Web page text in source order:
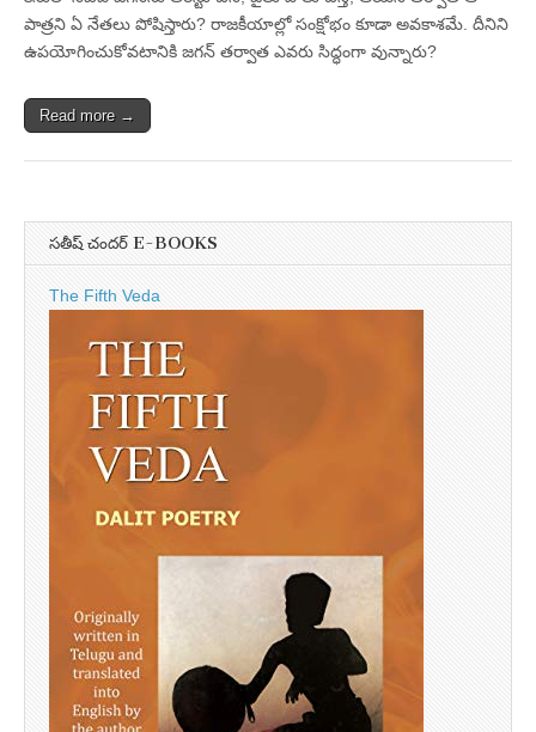
పాత్రని ఏ నేతలు పోషిస్తారు? రాజకీయాల్లో సంక్షోభం కూడా అవకాశమే. దీనిని
ఉపయోగించుకోవటానికి జగన్‌ తర్వాత ఎవరు సిద్ధంగా వున్నారు?
Read more →
సతీష్ చందర్ E-BOOKS
The Fifth Veda